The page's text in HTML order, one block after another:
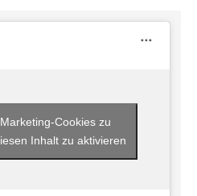
Cookies zu
Inhalt zu aktivieren